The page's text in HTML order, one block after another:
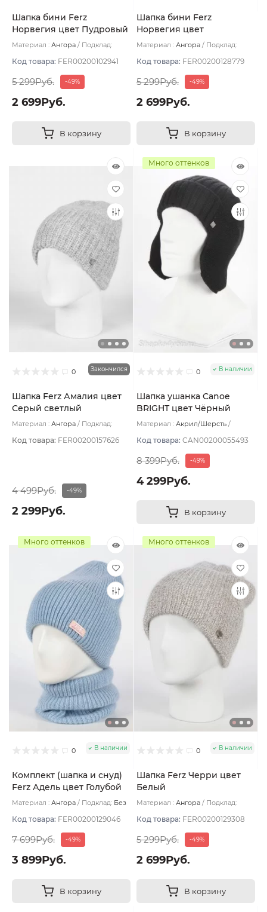
Шапка бини Ferz
Норвегия цвет Пудровый
Материал : Ангора
Подклад:
Код товара: FER00200102941
5 299Руб. -49%
2 699Руб.
В корзину
Шапка бини Ferz
Норвегия цвет
Коричневый светлый
Материал : Ангора
Подклад:
Код товара: FER00200128779
5 299Руб. -49%
2 699Руб.
В корзину
0 Закончился
Шапка Ferz Амалия цвет
Серый светлый
Материал : Ангора
Подклад:
Код товара: FER00200157626
4 499Руб. -49%
2 299Руб.
Много оттенков
0 В наличии
Шапка ушанка Canoe
BRIGHT цвет Чёрный
размер UNI
Материал : Акрил/Шерсть
Код товара: CAN00200055493
8 399Руб. -49%
4 299Руб.
В корзину
Много оттенков
0 В наличии
Комплект (шапка и снуд)
Ferz Адель цвет Голубой
Материал : Ангора Подклад: Без
Код товара: FER00200129046
7 699Руб. -49%
3 899Руб.
В корзину
Много оттенков
0 В наличии
Шапка Ferz Черри цвет
Белый
Материал : Ангора
Подклад:
Код товара: FER00200129308
5 299Руб. -49%
2 699Руб.
В корзину